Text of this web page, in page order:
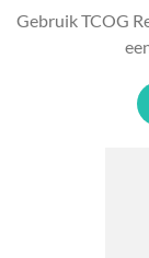
Gebruik TCOG